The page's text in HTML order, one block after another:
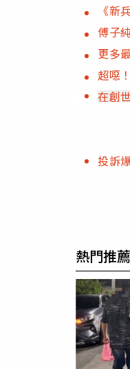
《新
傅子
更多
超噁
在創
投訴
熱門推薦